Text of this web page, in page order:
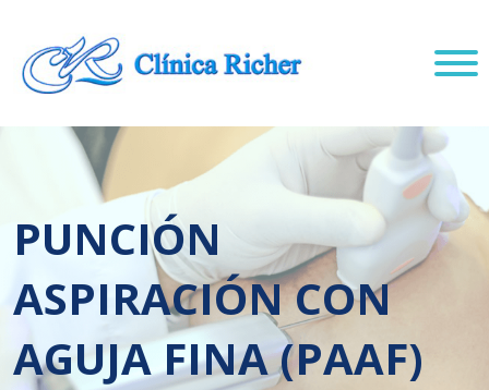
PUNCIÓN
ASPIRACIÓN CON
AGUJA FINA (PAAF)